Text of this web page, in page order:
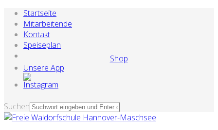
Startseite
Mitarbeitende
Kontakt
Speiseplan
Shop
Unsere App
Suchen